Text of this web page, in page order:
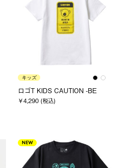
キッズ
ロゴT KIDS CAUTION -BE
￥4,290 (税込)
NEW